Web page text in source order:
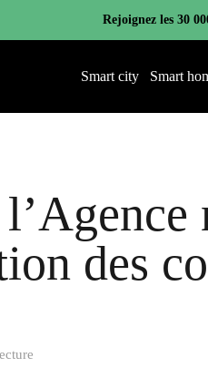
Rejoignez les 30
Smart city Smart
des